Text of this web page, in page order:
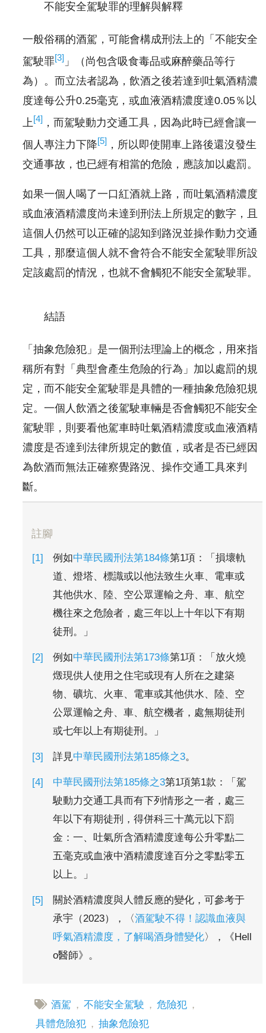
不能安全駕駛罪的理解與解釋
一般俗稱的酒駕，可能會構成刑法上的「不能安全
駕駛罪[3] 」（尚包含吸食毒品或麻醉藥品等行
為）。而立法者認為，飲酒之後若達到吐氣酒精濃
度達每公升0.25毫克，或血液酒精濃度達0.05％以
上[4] ，而駕駛動力交通工具，因為此時已經會讓一
個人專注力下降[5] ，所以即使開車上路後還沒發生
交通事故，也已經有相當的危險，應該加以處罰。
如果一個人喝了一口紅酒就上路，而吐氣酒精濃度
或血液酒精濃度尚未達到刑法上所規定的數字，且
這個人仍然可以正確的認知到路況並操作動力交通
工具，那麼這個人就不會符合不能安全駕駛罪所設
定該處罰的情況，也就不會觸犯不能安全駕駛罪。
結語
「抽象危險犯」是一個刑法理論上的概念，用來指
稱所有對「典型會產生危險的行為」加以處罰的規
定，而不能安全駕駛罪是具體的一種抽象危險犯規
定。一個人飲酒之後駕駛車輛是否會觸犯不能安全
駕駛罪，則要看他駕車時吐氣酒精濃度或血液酒精
濃度是否達到法律所規定的數值，或者是否已經因
為飲酒而無法正確察覺路況、操作交通工具來判
斷。
註腳
例如中華民國刑法第184條第1項：「損壞軌
道、燈塔、標識或以他法致生火車、電車或
其他供水、陸、空公眾運輸之舟、車、航空
機往來之危險者，處三年以上十年以下有期
徒刑。」
例如中華民國刑法第173條第1項：「放火燒
燬現供人使用之住宅或現有人所在之建築
物、礦坑、火車、電車或其他供水、陸、空
公眾運輸之舟、車、航空機者，處無期徒刑
或七年以上有期徒刑。」
詳見中華民國刑法第185條之3。
中華民國刑法第185條之3第1項第1款：「駕
駛動力交通工具而有下列情形之一者，處三
年以下有期徒刑，得併科三十萬元以下罰
金：一、吐氣所含酒精濃度達每公升零點二
五毫克或血液中酒精濃度達百分之零點零五
以上。」
關於酒精濃度與人體反應的變化，可參考于
承宇（2023），〈酒駕駛不得！認識血液與
呼氣酒精濃度，了解喝酒身體變化〉，《Hell
o醫師》。
酒駕 ， 不能安全駕駛 ， 危險犯 ，
具體危險犯 ， 抽象危險犯